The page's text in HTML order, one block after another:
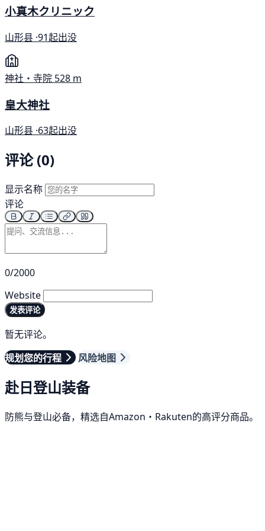
小真木クリニック
山形县 ·91起出没
神社・寺院 528 m
皇大神社
山形县 ·63起出没
评论 (0)
显示名称
评论
0/2000
Website
发表评论
暂无评论。
规划您的行程
风险地图
赴日登山装备
防熊与登山必备，精选自Amazon・Rakuten的高评分商品。